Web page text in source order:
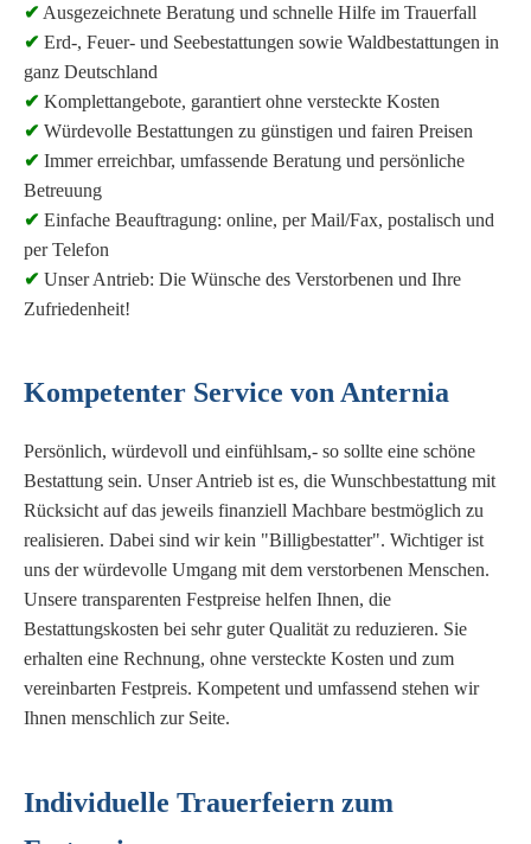
✔ Ausgezeichnete Beratung und schnelle Hilfe im Trauerfall
✔ Erd-, Feuer- und Seebestattungen sowie Waldbestattungen in
ganz Deutschland
✔ Komplettangebote, garantiert ohne versteckte Kosten
✔ Würdevolle Bestattungen zu günstigen und fairen Preisen
✔ Immer erreichbar, umfassende Beratung und persönliche
Betreuung
✔ Einfache Beauftragung: online, per Mail/Fax, postalisch und
per Telefon
✔ Unser Antrieb: Die Wünsche des Verstorbenen und Ihre
Zufriedenheit!
Kompetenter Service von Anternia
Persönlich, würdevoll und einfühlsam,- so sollte eine schöne
Bestattung sein. Unser Antrieb ist es, die Wunschbestattung mit
Rücksicht auf das jeweils finanziell Machbare bestmöglich zu
realisieren. Dabei sind wir kein "Billigbestatter". Wichtiger ist
uns der würdevolle Umgang mit dem verstorbenen Menschen.
Unsere transparenten Festpreise helfen Ihnen, die
Bestattungskosten bei sehr guter Qualität zu reduzieren. Sie
erhalten eine Rechnung, ohne versteckte Kosten und zum
vereinbarten Festpreis. Kompetent und umfassend stehen wir
Ihnen menschlich zur Seite.
Individuelle Trauerfeiern zum